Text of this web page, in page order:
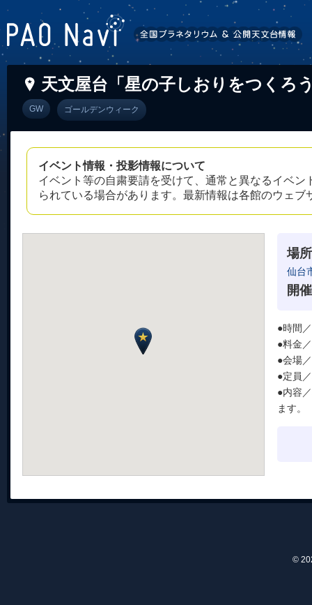
天文屋台「星の子しおりをつくろ
GW ゴールデンウィーク
イベント情報・投影情報について
イベント等の自粛要請を受けて、通常と異なるイベ
られている場合があります。最新情報は各館のウェ
場所
仙台
開
●時間
●料金
●会場
●定員
●内容
ます。
©